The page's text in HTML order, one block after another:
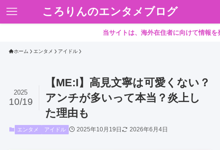
ころりんのエンタメブログ
当サイトは、海外在住者に向けて情報を発信して
ホーム エンタメ アイドル
【ME:I】高見文寧は可愛くない？
アンチが多いって本当？炎上し
た理由も
2025
10/19
エンタメ アイドル 2025年10月19日 2026年6月4日